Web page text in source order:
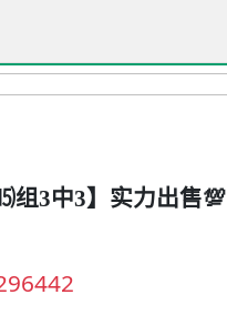
组3中3】实力出售💯